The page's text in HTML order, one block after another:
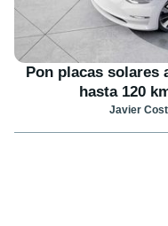
Pon placas solares
hasta 120
Javier